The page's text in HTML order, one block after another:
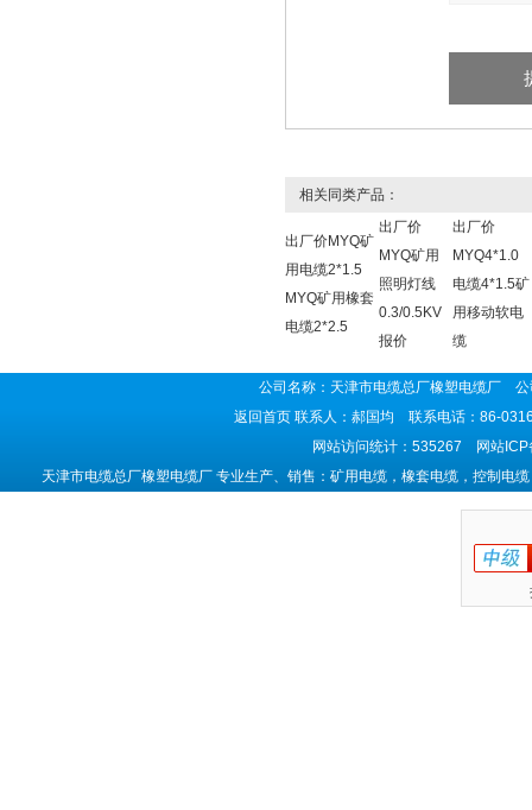
相关同类产品：
出厂价MYQ矿
用电缆2*1.5
MYQ矿用橡套
电缆2*2.5
出厂价
MYQ矿用
照明灯线
0.3/0.5KV
报价
出厂价
MYQ4*1.0
电缆4*1.5矿
用移动软电
缆
公司名称：天津市电缆总厂橡塑电缆厂
返回首页联系人：郝国均 联系电话：86-
网站访问统计：535267 网站ICP
天津市电缆总厂橡塑电缆厂 专业生产、销售：矿用电缆，橡套电缆，控制电